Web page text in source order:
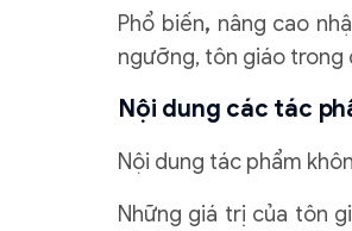
Phổ biến, nâng cao
ngưỡng, tôn giáo trong
Nội dung các tác
Nội dung tác phẩm
Những giá trị của tôn